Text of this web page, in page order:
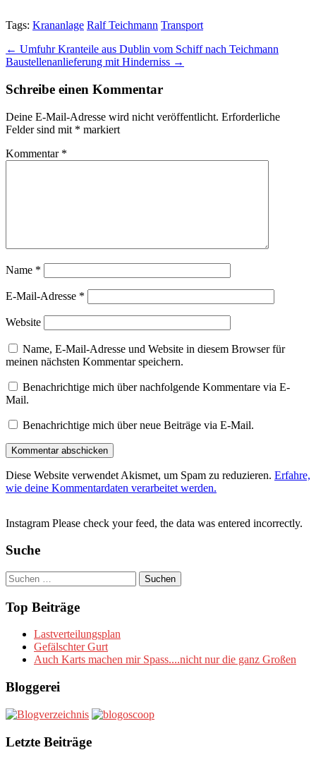
Tags: Krananlage Ralf Teichmann Transport
Post
navigation
← Umfuhr Kranteile aus Dublin vom Schiff nach Teichmann
Baustellenanlieferung mit Hinderniss →
Schreibe einen Kommentar
Deine E-Mail-Adresse wird nicht veröffentlicht. Erforderliche
Felder sind mit * markiert
Kommentar *
Name *
E-Mail-Adresse *
Website
Name, E-Mail-Adresse und Website in diesem Browser für
meinen nächsten Kommentar speichern.
Benachrichtige mich über nachfolgende Kommentare via E-
Mail.
Benachrichtige mich über neue Beiträge via E-Mail.
Diese Website verwendet Akismet, um Spam zu reduzieren. Erfahre,
wie deine Kommentardaten verarbeitet werden.
Instagram Please check your feed, the data was entered incorrectly.
Suche
Suchen
nach:
Top Beiträge
Lastverteilungsplan
Gefälschter Gurt
Auch Karts machen mir Spass....nicht nur die ganz Großen
Bloggerei
Letzte Beiträge